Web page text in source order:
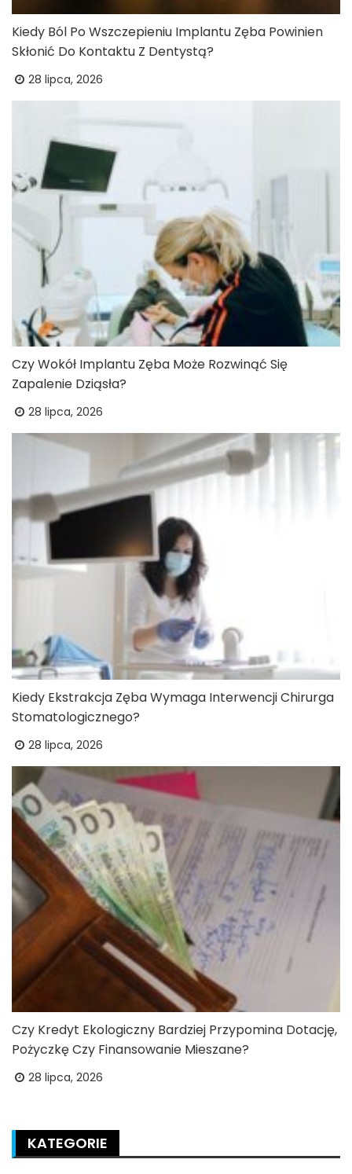
Kiedy Ból Po Wszczepieniu Implantu Zęba Powinien
Skłonić Do Kontaktu Z Dentystą?
28 lipca, 2026
Czy Wokół Implantu Zęba Może Rozwinąć Się
Zapalenie Dziąsła?
28 lipca, 2026
Kiedy Ekstrakcja Zęba Wymaga Interwencji Chirurga
Stomatologicznego?
28 lipca, 2026
Czy Kredyt Ekologiczny Bardziej Przypomina Dotację,
Pożyczkę Czy Finansowanie Mieszane?
28 lipca, 2026
KATEGORIE